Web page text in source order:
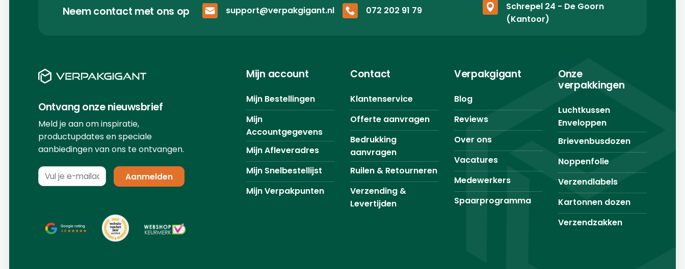
Neem contact met ons op support@verpakgigant.nl 072 202 91 79
Schrepel 24 - De Goorn
(Kantoor)
Ontvang onze nieuwsbrief
Meld je aan om inspiratie,
productupdates en speciale
aanbiedingen van ons te ontvangen.
Mijn account
Mijn Bestellingen
Mijn
Accountgegevens
Mijn Afleveradres
Mijn Snelbestellijst
Mijn Verpakpunten
Contact
Klantenservice
Offerte aanvragen
Bedrukking
aanvragen
Ruilen & Retourneren
Verzending &
Levertijden
Verpakgigant
Blog
Reviews
Over ons
Vacatures
Medewerkers
Spaarprogramma
Onze
verpakkingen
Luchtkussen
Enveloppen
Brievenbusdozen
Noppenfolie
Verzendlabels
Kartonnen dozen
Verzendzakken